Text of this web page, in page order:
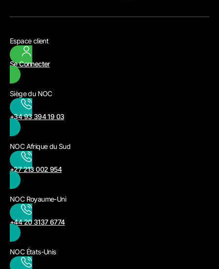
Espace client
Se Connecter
Siège du NOC
+34 93 394 19 03
NOC Afrique du Sud
+27 213 002 954
NOC Royaume-Uni
+44 20 3137 6774
NOC États-Unis